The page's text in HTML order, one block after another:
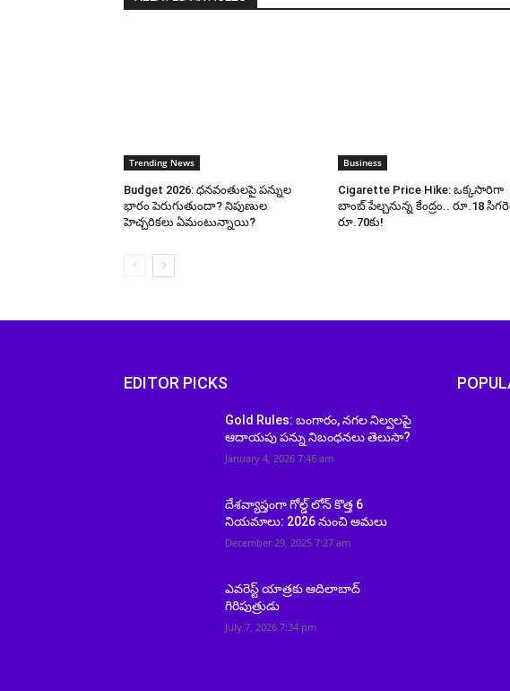
Trending News
Budget 2026: ధనవంతులపై పన్నుల
భారం పెరుగుతుందా? నిపుణుల
హెచ్చరికలు ఏమంటున్నాయి?
Business
Cigarette Price Hike: ఒక్కసారిగా
బాంబ్ పేల్చనున్న కేంద్రం.. రూ.18
రూ.70కు!
EDITOR PICKS
Gold Rules: బంగారం, నగల నిల్వలపై
ఆదాయపు పన్ను నిబంధనలు తెలుసా?
January 4, 2026 7:46 am
దేశవ్యాప్తంగా గోల్డ్ లోన్ కొత్త 6
నియమాలు: 2026 నుంచి అమలు
December 29, 2025 7:27 am
ఎవరెస్ట్ యాత్రకు ఆదిలాబాద్
గిరిపుత్రుడు
July 7, 2026 7:34 pm